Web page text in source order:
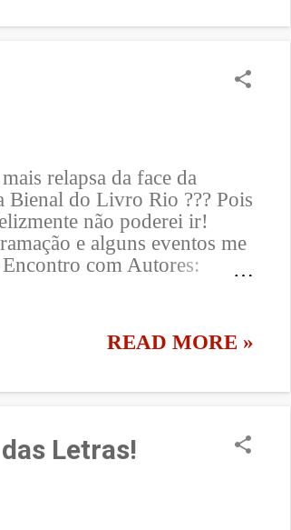
atrapalhada,
agora, aos 50 anos,
muitooo!! rsrsrsrs Neste
relapsa da face da
Bienal do Livro Rio ??? Pois
não poderei ir!
e alguns eventos me
com Autores:
Volta aos Quinze 6 de
Pimenta e Zeca
- Encontro com Autores:
8 de setembro -
da Programação
READ MORE »
Letras!